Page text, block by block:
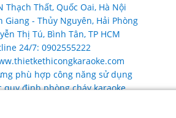
Thạch Thất, Quốc Oai, Hà Nội
Giang - Thủy Nguyên, Hải Phòng
Thị Tú, Bình Tân, TP HCM
24/7: 0902555222
phù hợp công năng sử dụng
quy định phòng cháy karaoke
cấp, sửa chữa cải tạo phòng karaoke